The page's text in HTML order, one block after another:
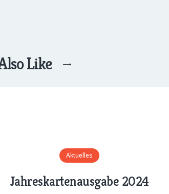
Like
Aktuelles
Jahreskartenausgabe 2024